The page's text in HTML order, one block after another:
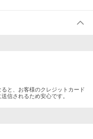
と、お客様のクレジットカード
信されるため安心です。